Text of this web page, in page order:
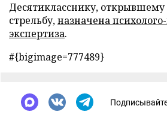
Десятикласснику, открывшему
стрельбу,назначена
экспертиза.
#{bigimage=777489}